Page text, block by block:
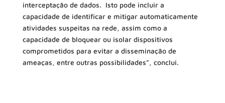
interceptação de dados. Isto pode incluir a
capacidade de identificar e mitigar automaticamente
atividades suspeitas na rede, assim como a
capacidade de bloquear ou isolar dispositivos
comprometidos para evitar a disseminação de
ameaças, entre outras possibilidades”, conclui.